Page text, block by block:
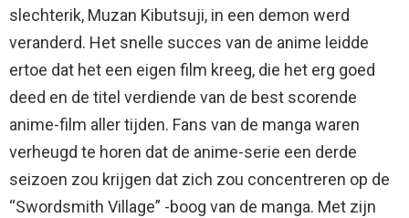
slechterik, Muzan Kibutsuji, in een demon werd
veranderd. Het snelle succes van de anime leidde
ertoe dat het een eigen film kreeg, die het erg goed
deed en de titel verdiende van de best scorende
anime-film aller tijden. Fans van de manga waren
verheugd te horen dat de anime-serie een derde
seizoen zou krijgen dat zich zou concentreren op de
“Swordsmith Village” -boog van de manga. Met zijn